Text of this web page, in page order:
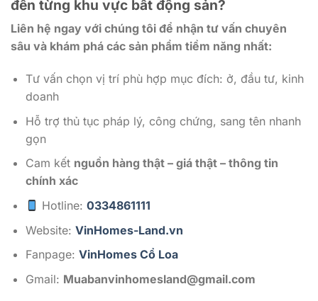
đến từng khu vực bất động sản?
Liên hệ ngay với chúng tôi để nhận tư vấn chuyên
sâu và khám phá các sản phẩm tiềm năng nhất:
Tư vấn chọn vị trí phù hợp mục đích: ở, đầu tư, kinh
doanh
Hỗ trợ thủ tục pháp lý, công chứng, sang tên nhanh
gọn
Cam kết nguồn hàng thật – giá thật – thông tin
chính xác
Hotline:0334861111
Website: VinHomes-Land.vn
Fanpage: VinHomes Cổ Loa
Gmail: Muabanvinhomesland@gmail.com